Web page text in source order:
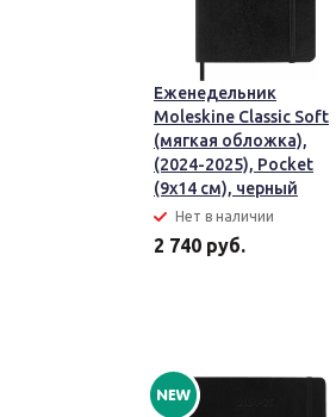
Еженедельник
Moleskine Classic Soft
(мягкая обложка),
(2024-2025), Pocket
(9x14 см), черный
Нет в наличии
2 740 руб.